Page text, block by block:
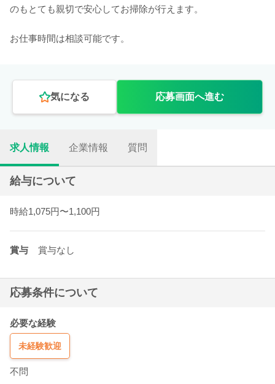
のもとても親切で安心してお掃除が行えます。
お仕事時間は相談可能です。
気になる 応募画面へ進む
求人情報 企業情報 質問
給与について
時給1,075円〜1,100円
賞与 賞与なし
応募条件について
必要な経験
未経験歓迎
不問